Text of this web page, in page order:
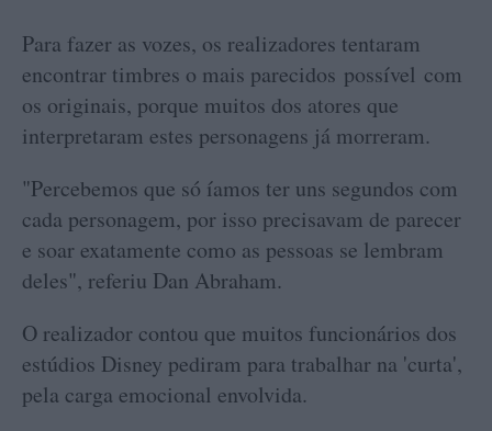
Para fazer as vozes, os realizadores tentaram
encontrar timbres o mais parecidos possível com
os originais, porque muitos dos atores que
interpretaram estes personagens já morreram.
"Percebemos que só íamos ter uns segundos com
cada personagem, por isso precisavam de parecer
e soar exatamente como as pessoas se lembram
deles", referiu Dan Abraham.
O realizador contou que muitos funcionários dos
estúdios Disney pediram para trabalhar na 'curta',
pela carga emocional envolvida.